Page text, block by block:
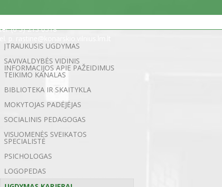
tel. (0 5) 213 0518
ĮTRAUKUSIS UGDYMAS
SAVIVALDYBĖS VIDINIS
INFORMACIJOS APIE PAŽEIDIMUS
TEIKIMO KANALAS
BIBLIOTEKA IR SKAITYKLA
MOKYTOJAS PADĖJĖJAS
SOCIALINIS PEDAGOGAS
VISUOMENĖS SVEIKATOS
SPECIALISTĖ
PSICHOLOGAS
LOGOPEDAS